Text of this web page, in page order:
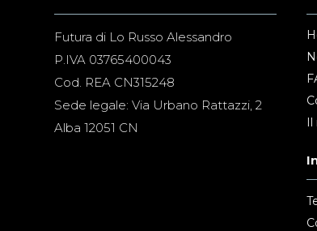
Futura di Lo Russo Alessandro
P.IVA 03765400043
Cod. REA CN315248
Sede legale: Via Urbano Rattazzi, 2
Alba 12051 CN